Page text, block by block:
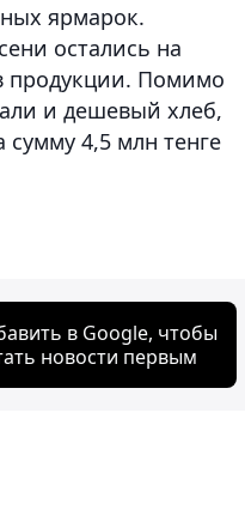
ярмарок.
остались на
продукции. Помимо
и дешевый хлеб,
4,5 млн тенге
в Google, чтобы
новости первым